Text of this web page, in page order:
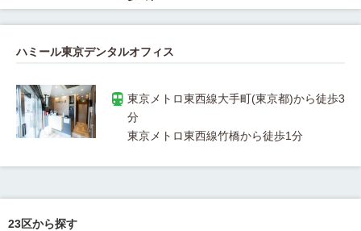
ハミール東京デンタルオフィス
東京メトロ東西線大手町(東京都)から徒歩3
23区から探す